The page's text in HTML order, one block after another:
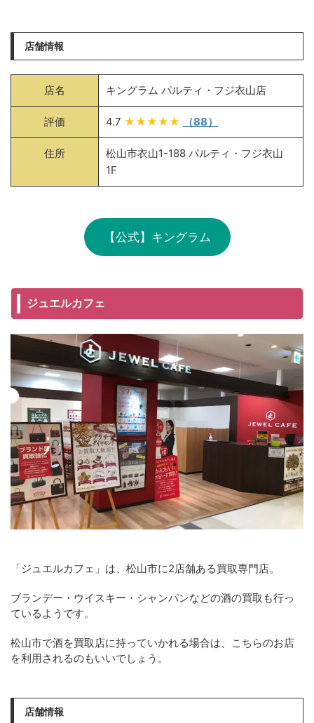
店舗情報
店名 キングラム パルティ・フジ衣山店
評価 4.7 ★★★★★ （88）
住所
松山市衣山1-188 パルティ・フジ衣山
1F
【公式】キングラム
ジュエルカフェ
「ジュエルカフェ」は、松山市に2店舗ある買取専門店。
ブランデー・ウイスキー・シャンパンなどの酒の買取も行っ
ているようです。
松山市で酒を買取店に持っていかれる場合は、こちらのお店
を利用されるのもいいでしょう。
店舗情報